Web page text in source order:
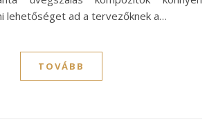
lehetőséget ad a tervezőknek a…
TOVÁBB